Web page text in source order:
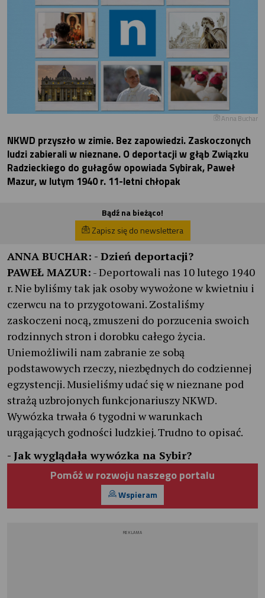
Anna Buchar
NKWD przyszło w zimie. Bez zapowiedzi. Zaskoczonych
ludzi zabierali w nieznane. O deportacji w głąb Związku
Radzieckiego do gułagów opowiada Sybirak, Paweł
Mazur, w lutym 1940 r. 11-letni chłopak
Bądź na bieżąco!
Zapisz się do newslettera
ANNA BUCHAR: - Dzień deportacji?
PAWEŁ MAZUR: - Deportowali nas 10 lutego 1940
r. Nie byliśmy tak jak osoby wywożone w kwietniu i
czerwcu na to przygotowani. Zostaliśmy
zaskoczeni nocą, zmuszeni do porzucenia swoich
rodzinnych stron i dorobku całego życia.
Uniemożliwili nam zabranie ze sobą
podstawowych rzeczy, niezbędnych do codziennej
egzystencji. Musieliśmy udać się w nieznane pod
strażą uzbrojonych funkcjonariuszy NKWD.
Wywózka trwała 6 tygodni w warunkach
urągających godności ludzkiej. Trudno to opisać.
- Jak wyglądała wywózka na Sybir?
Pomóż w rozwoju naszego portalu
Wspieram
REKLAMA